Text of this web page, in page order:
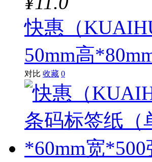
快惠（
50mm高
对比 收藏 0